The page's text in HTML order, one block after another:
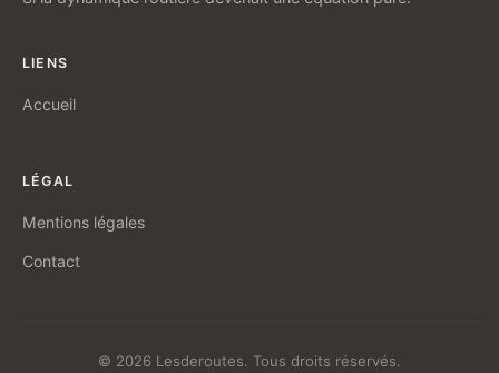
LIENS
Accueil
LÉGAL
Mentions légales
Contact
© 2026 Lesderoutes. Tous droits réservés.